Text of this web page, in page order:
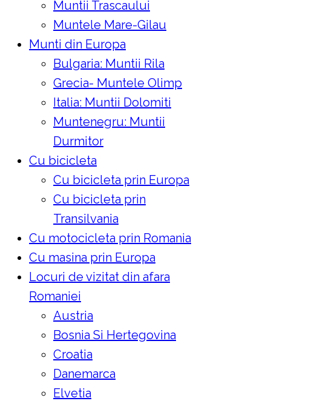
Muntii Trascaului
Muntele Mare-Gilau
Munti din Europa
Bulgaria: Muntii Rila
Grecia- Muntele Olimp
Italia: Muntii Dolomiti
Muntenegru: Muntii
Durmitor
Cu bicicleta
Cu bicicleta prin Europa
Cu bicicleta prin
Transilvania
Cu motocicleta prin Romania
Cu masina prin Europa
Locuri de vizitat din afara
Romaniei
Austria
Bosnia Si Hertegovina
Croatia
Danemarca
Elvetia